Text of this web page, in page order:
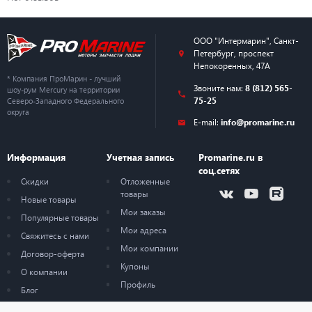
* Компания ПроМарин - лучший
шоу-рум Mercury на территории
Северо-Западного Федерального
округа
ООО "Интермарин" Санкт-
Петербург, проспект
Непокоренных, 47А
Звоните нам: 8 (812) 565-
75-25
E-mail: info@promarine.ru
Информация
Скидки
Новые товары
Популярные товары
Свяжитесь с нами
Договор-оферта
О компании
Блог
Учетная запись
Отложенные
товары
Мои заказы
Мои адреса
Мои компании
Купоны
Профиль
Promarine.ru в
соц.сетях